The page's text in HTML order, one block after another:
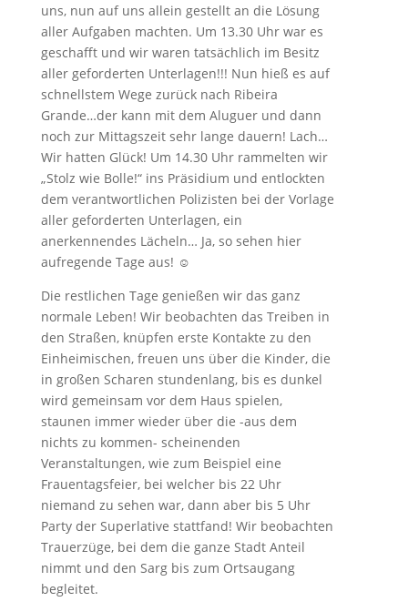
uns, nun auf uns allein gestellt an die Lösung
aller Aufgaben machten. Um 13.30 Uhr war es
geschafft und wir waren tatsächlich im Besitz
aller geforderten Unterlagen!!! Nun hieß es auf
schnellstem Wege zurück nach Ribeira
Grande…der kann mit dem Aluguer und dann
noch zur Mittagszeit sehr lange dauern! Lach…
Wir hatten Glück! Um 14.30 Uhr rammelten wir
„Stolz wie Bolle!“ ins Präsidium und entlockten
dem verantwortlichen Polizisten bei der Vorlage
aller geforderten Unterlagen, ein
anerkennendes Lächeln… Ja, so sehen hier
aufregende Tage aus! ☺
Die restlichen Tage genießen wir das ganz
normale Leben! Wir beobachten das Treiben in
den Straßen, knüpfen erste Kontakte zu den
Einheimischen, freuen uns über die Kinder, die
in großen Scharen stundenlang, bis es dunkel
wird gemeinsam vor dem Haus spielen,
staunen immer wieder über die -aus dem
nichts zu kommen- scheinenden
Veranstaltungen, wie zum Beispiel eine
Frauentagsfeier, bei welcher bis 22 Uhr
niemand zu sehen war, dann aber bis 5 Uhr
Party der Superlative stattfand! Wir beobachten
Trauerzüge, bei dem die ganze Stadt Anteil
nimmt und den Sarg bis zum Ortsaugang
begleitet.